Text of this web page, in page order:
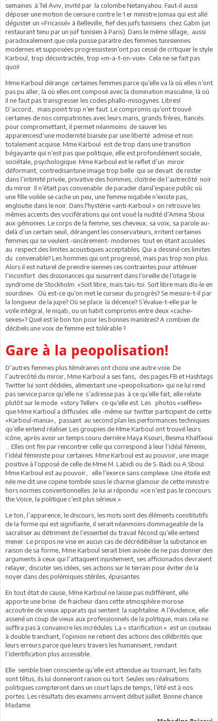
semaines à Tel Aviv, invité par la colombe Netanyahou. Faut-il aussi
déposer une motion de censure contre le 1 er ministre Jomaa qui est allé
déguster un «Fricassé» à Belleville, fief des juifs tunisiens chez Gabin (un
restaurant tenu par un juif tunisien à Paris). Dans le même sillage, aussi
paradoxalement que cela puisse paraitre des femmes tunisiennes
modernes et supposées progressistesn’ont pas cessé de critiquer le style
Karboul, trop décontractée, trop «m-a-t-on-vue». Cela ne se fait pas
quoi!
Mme Karboul dérange certaines femmes parce qu’elle va là où elles n’ont
pas pu aller, là où elles ont composé avec la domination masculine, là où
il ne faut pas transgresser les codes phallo-misogynes. Libres!
D’accord, mais point trop n’en faut. Le compromis qu’ont trouvé
certaines de nos compatriotes avec leurs maris, grands frères, fiancés
pour compromettant, il permet néanmoins de sauver les
apparencesd’une modernité biaisée par une liberté admise et non
totalement acquise. Mme Karboul est de trop dans une transition
bégayante qui n’est pas que politique, elle est profondément sociale,
sociétale, psychologique. Mme Karboul est le reflet d’un miroir
déformant, contredisantune image trop belle qui se devait de rester
dans l’intimité privée, privative des hommes, cloitrée de l’autrecôté noir
du miroir. Il n’était pas convenable de parader dansl’espace public où
une fille voilée se cache un peu, une femme niqabée n’existe pas,
engloutie dans le noir. Dans l'hystérie «anti-Karboul » on retrouve les
mêmes accents des vociférations qui ont voué la nudité d’Amina Sboui
aux gémonies. Le corps de la femme, ses cheveux, sa voix, sa parole au-
delà d’un certain seuil, dérangent les conservateurs, irritent certaines
femmes qui se veulent -sincèrement- modernes tout en étant acculées
au respect des limites acoustiques acceptables. Qui a dessiné ces limites
du convenable? Les hommes qui ont progressé, mais pas trop non plus.
Alors il est naturel de prendre siennes ces contraintes pour atténuer
l’inconfort des dissonances qui susurrent dans l’oreille de l’otage le
syndrome de Stockholm: «Soit libre, mais tais-toi. Soit libre mais dis-le en
sourdine». Où est-ce qu’on met le curseur du progrès? Se mesure-t-il par
la longueur de la jupe? Où se place la décence? S’évalue-t-elle par le
voile intégral, le niqab, ou un habit compromis entre deux «cache-
sexes»? Quel est le bon ton pour les bonnes manières? A combien de
décibels une voix de femme est tolérable ?
Gare à la peopolisation!
D’autres femmes plus téméraires ont choisi une autre voie. De
l’autrecôté du miroir, Mme Karboul a ses fans, des pages FB et Hashtags
Twitter lui sont dédiées, alimentant une «peopolisation» qui ne lui rend
pas service parce qu’elle ne s’adresse pas à ce qu’elle fait, elle relate
plutôt sur le mode «story Teller» ce qu’elle est. Les photos «selfies»
que Mme Karboul a diffusées elle -même sur twitter participent de cette
«Karboul-mania», passant au second plan les performances techniques
qu’elle entend réaliser.Les groupies de Mme Karboul ont trouvé leurs
icône, après avoir un temps couru derrière Maya Ksouri, Besma Khalfaoui
... Elles ont fini par rencontrer celle qui correspond à leur l’idéal féminin,
l’idéal féministe pour certaines. Mme Karboul est au pouvoir, une image
positive à l’opposé de celle de Mme M. Labidi ou de S. Badi ou A.Sboui.
Mme Karboul est au pouvoir, elle l’exerce sans complexe. Une étoile est
née me dit une copine tombée sous le charme glamour de cette ministre
hors normes conventionnelles. Je lui ai répondu: «ce n’est pas le concours
the Voice, la politique c’est plus sérieux.»
Le ton, l’apparence, le discours, les mots sont des éléments constitutifs
de la forme qui est signifiante, il serait néanmoins dommageable de la
sacraliser au détriment de l’essentiel du travail fécond qu’elle entend
mener. Le propos ne vise en aucun cas de décrédibiliser la substance en
raison de sa forme, Mme Karboul serait bien avisée de ne pas donner des
arguments à ceux qui l’attaquent injustement, ses afficionados devraient
relayer, discuter ses idées, ses actions sur le terrain pour éviter de la
noyer dans des polémiques stériles, épuisantes.
En tout état de cause, Mme Karboul ne laisse pas indifférent, elle
apporte une brise de fraicheur dans cette atmosphère morose
accoutrée de vieux apparats qui sentent la naphtaline. A l’évidence, elle
assené un coup de vieux aux professionnels de la politique, mais cela ne
suffira pas à convaincre les incrédules. La « starification » est un couteau
à double tranchant, l’opinion ne retient des actions des célébrités que
leurs erreurs parce que leurs travers les humanisent, rendant
l’identification plus accessible.
Elle semble bien consciente qu’elle est attendue au tournant, les faits
sont têtus, ils lui donneront raison ou tort. Seules ses réalisations
politiques compteront dans un court laps de temps, l’été est à nos
portes. Les résultats des examens arrivent début juillet. Bonne chance
Madame.